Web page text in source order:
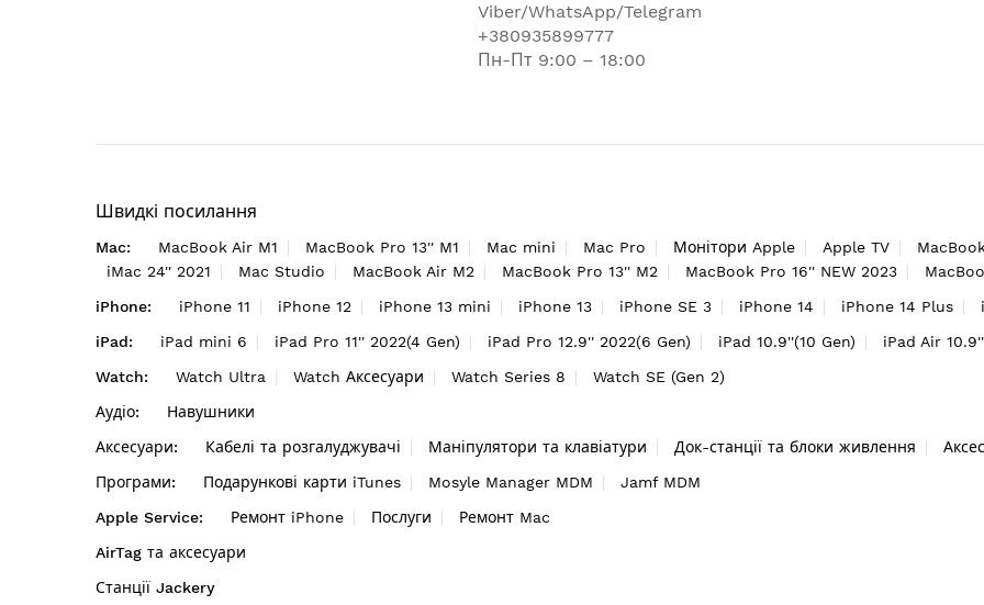
Viber/WhatsApp/Telegram
+380935899777
Пн-Пт 9:00 – 18:00
Швидкі посилання
Mac: MacBook Air M1 MacBook Pro 13'' M1 Mac mini Mac Pro Монітори Apple Apple TV
iMac 24'' 2021
Mac Studio MacBook Air M2 MacBook Pro 13'' M2 MacBook Pro 16'' NEW 2023
iPhone:
iPhone 11 iPhone 12 iPhone 13 mini iPhone 13 iPhone SE 3 iPhone 14 iPhone 14 Plus
iPad:
iPad mini 6 iPad Pro 11'' 2022(4 Gen) iPad Pro 12.9'' 2022(6 Gen) iPad 10.9''(10 Gen)
iPad Air
Watch:
Watch Ultra Watch Аксесуари Watch Series 8
Watch SE (Gen 2)
Аудіо:
Навушники
Аксесуари:
Кабелі та розгалуджувачі Маніпулятори та клавіатури Док-станції та блоки живлення
Програми:
Подарункові карти iTunes Mosyle Manager MDM
Jamf MDM
Apple Service:
Ремонт iPhone Послуги
Ремонт Mac
AirTag та аксесуари
Станції Jackery